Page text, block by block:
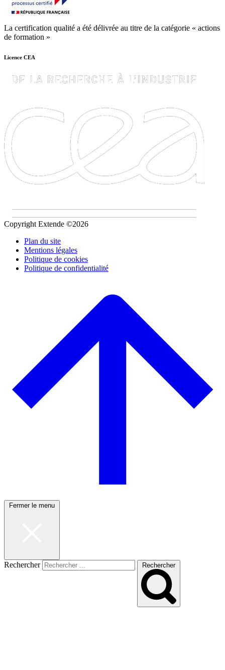
La certification qualité a été délivrée au titre de la catégorie « actions
de formation »
Licence CEA
Copyright Extende ©2026
Plan du site
Mentions légales
Politique de cookies
Politique de confidentialité
Fermer le menu
Rechercher Rechercher